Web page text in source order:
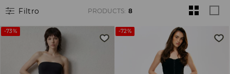
Filtro PRODUCTS: 8
-73% -72%